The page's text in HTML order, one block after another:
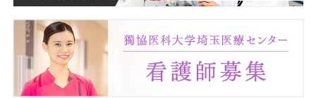
超音波センター
周産期母子医療センター
感染制御部
臨床研究支援室